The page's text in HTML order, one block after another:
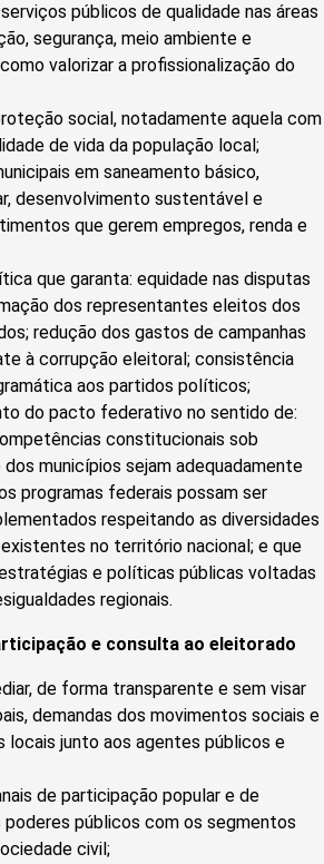
públicos de qualidade nas áreas
segurança, meio ambiente e
valorizar a profissionalização do
social, notadamente aquela com
de vida da população local;
em saneamento básico,
desenvolvimento sustentável e
que gerem empregos, renda e
que garanta: equidade nas disputas
dos representantes eleitos dos
redução dos gastos de campanhas
à corrupção eleitoral; consistência
aos partidos políticos;
do pacto federativo no sentido de:
constitucionais sob
municípios sejam adequadamente
programas federais possam ser
respeitando as diversidades
no território nacional; e que
e políticas públicas voltadas
regionais.
e consulta ao eleitorado
de forma transparente e sem visar
demandas dos movimentos sociais e
locais junto aos agentes públicos e
de participação popular e de
públicos com os segmentos
civil;